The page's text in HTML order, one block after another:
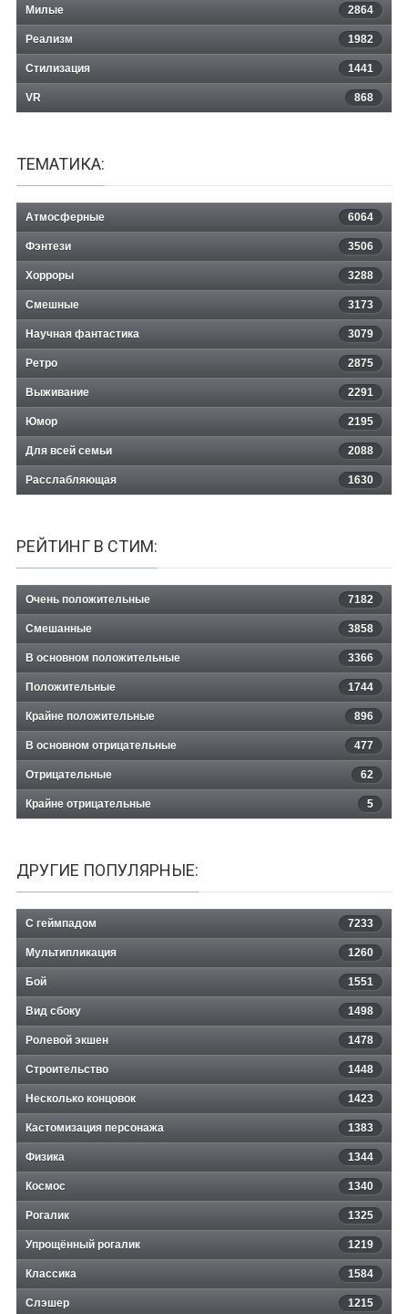
Милые 2864
Реализм 1982
Стилизация 1441
VR 868
ТЕМАТИКА:
Атмосферные 6064
Фэнтези 3506
Хорроры 3288
Смешные 3173
Научная фантастика 3079
Ретро 2875
Выживание 2291
Юмор 2195
Для всей семьи 2088
Расслабляющая 1630
РЕЙТИНГ В СТИМ:
Очень положительные 7182
Смешанные 3858
В основном положительные 3366
Положительные 1744
Крайне положительные 896
В основном отрицательные 477
Отрицательные 62
Крайне отрицательные 5
ДРУГИЕ ПОПУЛЯРНЫЕ:
С геймпадом 7233
Мультипликация 1260
Бой 1551
Вид сбоку 1498
Ролевой экшен 1478
Строительство 1448
Несколько концовок 1423
Кастомизация персонажа 1383
Физика 1344
Космос 1340
Рогалик 1325
Упрощённый рогалик 1219
Классика 1584
Слэшер 1215